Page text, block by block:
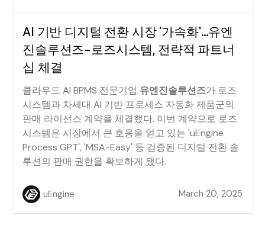
AI 기반 디지털 전환 시장 '가속화'…유엔
진솔루션즈-로즈시스템, 전략적 파트너
십 체결
클라우드 AI BPMS 전문기업 유엔진솔루션즈가 로즈
시스템과 차세대 AI 기반 프로세스 자동화 제품군의
판매 라이선스 계약을 체결했다. 이번 계약으로 로즈
시스템은 시장에서 큰 호응을 얻고 있는 'uEngine
Process GPT', 'MSA-Easy' 등 검증된 디지털 전환 솔
루션의 판매 권한을 확보하게 됐다.
uEngine March 20, 2025